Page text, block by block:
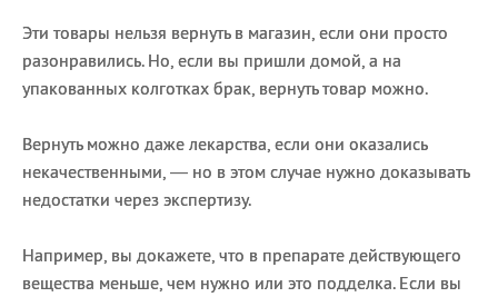
Эти товары нельзя вернуть в магазин, если они просто
разонравились. Но, если вы пришли домой, а на
упакованных колготках брак, вернуть товар можно.
Вернуть можно даже лекарства, если они оказались
некачественными, — но в этом случае нужно доказывать
недостатки через экспертизу.
Например, вы докажете, что в препарате действующего
вещества меньше, чем нужно или это подделка. Если вы